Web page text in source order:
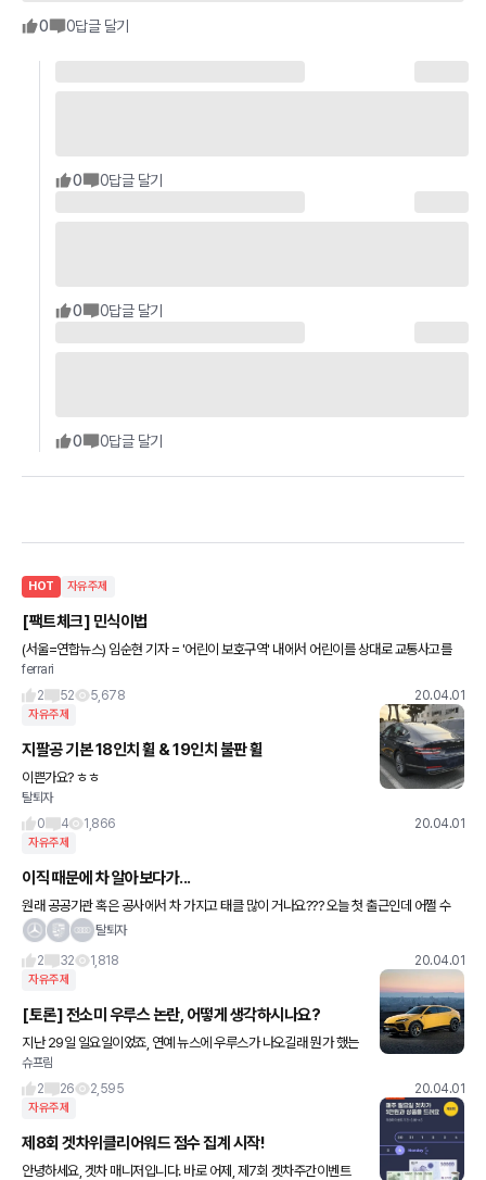
0 0답글 달기
0 0답글 달기
0 0답글 달기
0 0답글 달기
HOT 자유주제
[팩트체크] 민식이법
(서울=연합뉴스) 임순현 기자 = '어린이 보호구역' 내에서 어린이를 상대로 교통사고를
내 상해를 입히거나 사망하게 한 운전자를 가중처벌하는 이른바 '민식이법' 시행을 두고
'과도한 형사처벌' 논란
ferrari
2
52 5,678 20.04.01
자유주제
지팔공 기본 18인치 휠 & 19인치 불판 휠
이쁜가요? ㅎㅎ
탈퇴자
0
4 1,866 20.04.01
자유주제
이직 때문에 차 알아보다가...
원래 공공기관 혹은 공사에서 차 가지고 태클 많이 거나요??? 오늘 첫 출근인데 어쩔 수
없이 와이프 차 갖고 출근했는데 5시리즈 탄다고 웅성웅성 ... 정말 싫네요 X5갖고 갓으면
탈퇴자
2
32 1,818 20.04.01
자유주제
[토론] 전소미 우루스 논란, 어떻게 생각하시나요?
지난 29일 일요일이었죠, 연예 뉴스에 우루스가 나오길래 뭔가 했는
데, 가수 전소미 씨가 우루스 오너가 됐다는 뉴스였습니다. 몇일 후에
슈프림
2
26 2,595 20.04.01
자유주제
제8회 겟차위클리어워드 점수 집계 시작!
안녕하세요, 겟차 매니저입니다. 바로 어제, 제7회 겟차주간이벤트